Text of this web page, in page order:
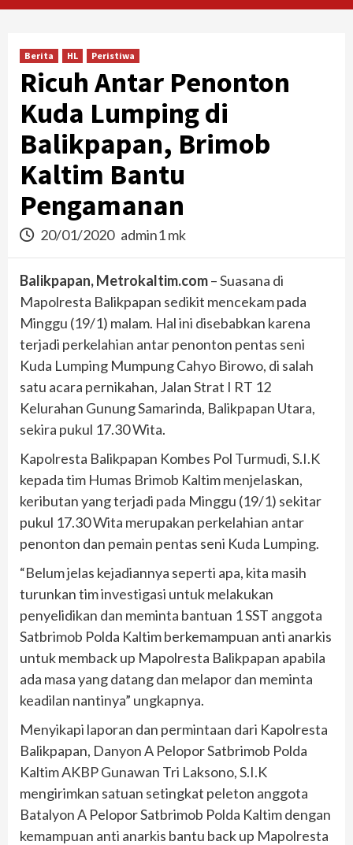
Berita HL Peristiwa
Ricuh Antar Penonton
Kuda Lumping di
Balikpapan, Brimob
Kaltim Bantu
Pengamanan
20/01/2020 admin1 mk
Balikpapan, Metrokaltim.com– Suasana di
Mapolresta Balikpapan sedikit mencekam pada
Minggu (19/1) malam. Hal ini disebabkan karena
terjadi perkelahian antar penonton pentas seni
Kuda Lumping Mumpung Cahyo Birowo, di salah
satu acara pernikahan, Jalan Strat I RT 12
Kelurahan Gunung Samarinda, Balikpapan Utara,
sekira pukul 17.30 Wita.
Kapolresta Balikpapan Kombes Pol Turmudi, S.I.K
kepada tim Humas Brimob Kaltim menjelaskan,
keributan yang terjadi pada Minggu (19/1) sekitar
pukul 17.30 Wita merupakan perkelahian antar
penonton dan pemain pentas seni Kuda Lumping.
“Belum jelas kejadiannya seperti apa, kita masih
turunkan tim investigasi untuk melakukan
penyelidikan dan meminta bantuan 1 SST anggota
Satbrimob Polda Kaltim berkemampuan anti anarkis
untuk memback up Mapolresta Balikpapan apabila
ada masa yang datang dan melapor dan meminta
keadilan nantinya” ungkapnya.
Menyikapi laporan dan permintaan dari Kapolresta
Balikpapan, Danyon A Pelopor Satbrimob Polda
Kaltim AKBP Gunawan Tri Laksono, S.I.K
mengirimkan satuan setingkat peleton anggota
Batalyon A Pelopor Satbrimob Polda Kaltim dengan
kemampuan anti anarkis bantu back up Mapolresta